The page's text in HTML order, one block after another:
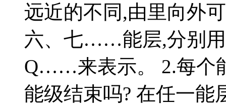
远近的不同,由里向外
六、七……能层,分别用
Q……来表示。 2.每个
能级结束吗? 在任一能